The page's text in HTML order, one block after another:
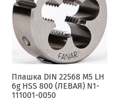
Плашка DIN 22568 M5 LH
6g HSS 800 (ЛЕВАЯ) N1-
111001-0050